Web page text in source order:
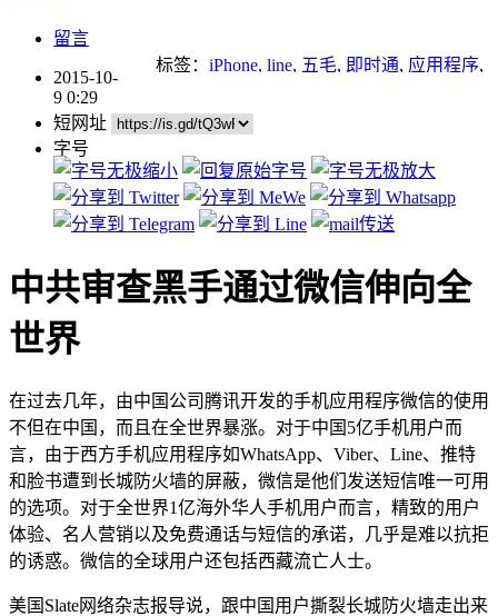
留言
标签： iPhone, line, 五毛, 即时通, 应用程序,
2015-10-
9 0:29
短网址
字号
中共审查黑手通过微信伸向全
世界
在过去几年，由中国公司腾讯开发的手机应用程序微信的使用
不但在中国，而且在全世界暴涨。对于中国5亿手机用户而
言，由于西方手机应用程序如WhatsApp、Viber、Line、推特
和脸书遭到长城防火墙的屏蔽，微信是他们发送短信唯一可用
的选项。对于全世界1亿海外华人手机用户而言，精致的用户
体验、名人营销以及免费通话与短信的承诺，几乎是难以抗拒
的诱惑。微信的全球用户还包括西藏流亡人士。
美国Slate网络杂志报导说，跟中国用户撕裂长城防火墙走出来